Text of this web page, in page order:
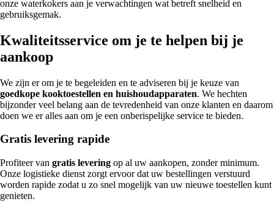
onze waterkokers aan je verwachtingen wat betreft snelheid en
gebruiksgemak.
Kwaliteitsservice om je te helpen bij je
aankoop
We zijn er om je te begeleiden en te adviseren bij je keuze van
goedkope kooktoestellen en huishoudapparaten. We hechten
bijzonder veel belang aan de tevredenheid van onze klanten en daarom
doen we er alles aan om je een onberispelijke service te bieden.
Gratis levering rapide
Profiteer van gratis levering op al uw aankopen, zonder minimum.
Onze logistieke dienst zorgt ervoor dat uw bestellingen verstuurd
worden rapide zodat u zo snel mogelijk van uw nieuwe toestellen kunt
genieten.